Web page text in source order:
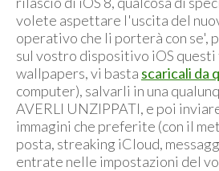
volete aspettare l'uscita del
operativo che li porterà con se',
sul vostro dispositivo iOS
wallpapers, vi basta scaricali da
computer), salvarli in una
AVERLI UNZIPPATI, e poi
immagini che preferite (con il
posta, streaking iCloud,
entrate nelle impostazioni del